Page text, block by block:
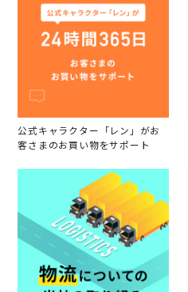
公式キャラクター「レン」がお
客さまのお買い物をサポート